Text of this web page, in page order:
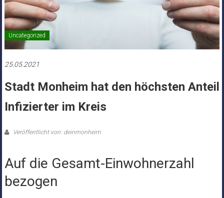
Uncategorized
25.05.2021
Stadt Monheim hat den höchsten Anteil
Infizierter im Kreis
Veröffentlicht von: deinmonheim
Auf die Gesamt-Einwohnerzahl
bezogen